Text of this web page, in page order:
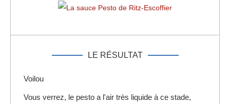
LE RÉSULTAT
Voilou
Vous verrez, le pesto a l'air très liquide à ce stade,